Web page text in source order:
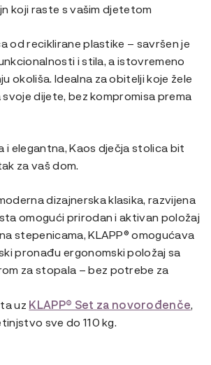
koji raste s vašim djetetom
od reciklirane plastike – savršen je
i stila, a istovremeno
okoliša. Idealna za obitelji koje žele
dijete, bez kompromisa prema
i elegantna, Kaos dječja stolica bit
za vaš dom.
dizajnerska klasika, razvijena
omogući prirodan i aktivan položaj
stepenicama, KLAPP® omogućava
pronađu ergonomski položaj sa
za stopala – bez potrebe za
uz KLAPP® Set za novorođenče,
sve do 110 kg.